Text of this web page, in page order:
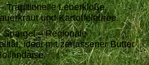
Traditionelle Leberklöße,
und Kartoffelpüree.
Spargel – Regionale
ideal mit zerlassener Butter